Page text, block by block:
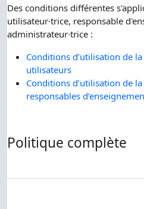
Des conditions différentes
utilisateur·trice, responsable
administrateur·trice :
Conditions d’utilisation de
utilisateurs
Conditions d’utilisation de
responsables
Politique complète